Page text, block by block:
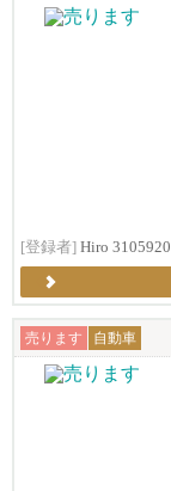
[登録者] Hiro
売ります 自動車